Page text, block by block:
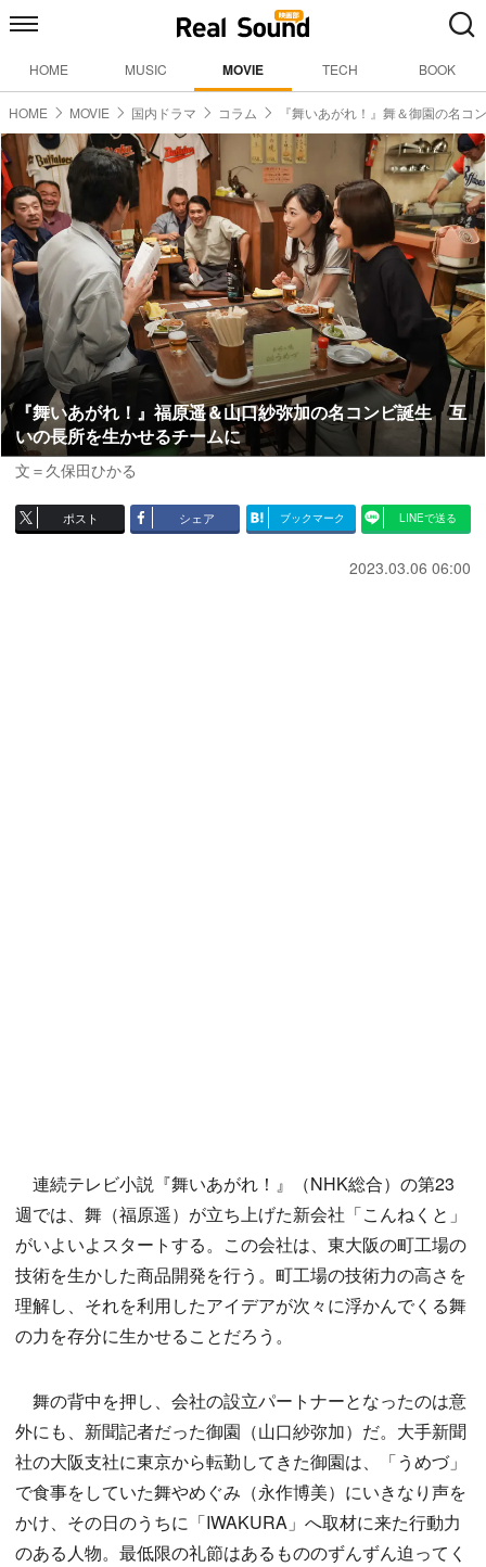
HOME MUSIC MOVIE TECH BOOK
HOME MOVIE 国内ドラマ コラム 『舞いあがれ！』舞＆御園の名コ
『舞いあがれ！』福原遥＆山口紗弥加の名コンビ誕生 互
いの長所を生かせるチームに
文＝久保田ひかる
ポスト シェア ブックマーク LINEで送る
2023.03.06 06:00
連続テレビ小説『舞いあがれ！』（NHK総合）の第23
週では、舞（福原遥）が立ち上げた新会社「こんねくと」
がいよいよスタートする。この会社は、東大阪の町工場の
技術を生かした商品開発を行う。町工場の技術力の高さを
理解し、それを利用したアイデアが次々に浮かんでくる舞
の力を存分に生かせることだろう。
舞の背中を押し、会社の設立パートナーとなったのは意
外にも、新聞記者だった御園（山口紗弥加）だ。大手新聞
社の大阪支社に東京から転勤してきた御園は、「うめづ」
で食事をしていた舞やめぐみ（永作博美）にいきなり声を
かけ、その日のうちに「IWAKURA」へ取材に来た行動力
のある人物。最低限の礼節はあるもののずんずん迫ってく